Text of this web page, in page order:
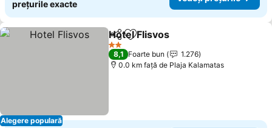
prețurile exacte
Alegere populară
DistribuițiAdăugaţi la favorite
Hotel Flisvos
2 Stele
8,1 Foarte bun
1.276
0.0 km faţă de Plaja Kalamatas